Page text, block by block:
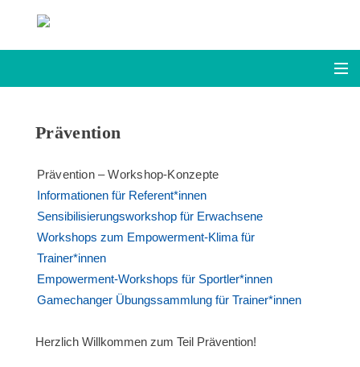
Risikoanalyse
Intervention
Prävention
Prävention
Prävention – Workshop-Konzepte
Informationen für Referent*innen
Sensibilisierungsworkshop für Erwachsene
Workshops zum Empowerment-Klima für
Trainer*innen
Empowerment-Workshops für Sportler*innen
Gamechanger Übungssammlung für Trainer*innen
Herzlich Willkommen zum Teil Prävention!